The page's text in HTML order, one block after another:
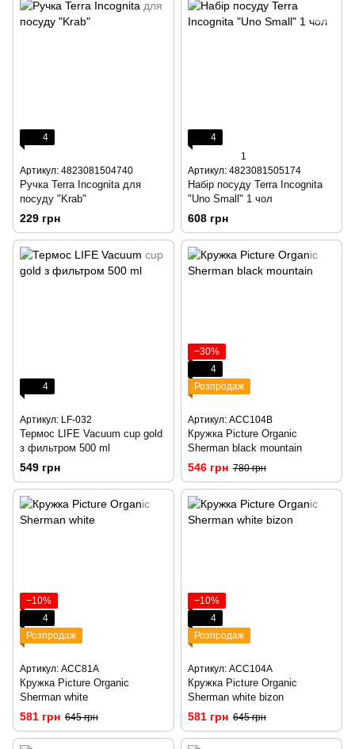
4
Артикул: 4823081504740
Ручка Terra Incognita для
посуду "Krab"
229 грн
4
1
Артикул: 4823081505174
Набір посуду Terra Incognita
"Uno Small" 1 чол
608 грн
4
Артикул: LF-032
Термос LIFE Vacuum cup gold
з фильтром 500 ml
549 грн
−30%
4
Розпродаж
Артикул: ACC104B
Кружка Picture Organic
Sherman black mountain
546 грн 780 грн
−10%
4
Розпродаж
Артикул: ACC81A
Кружка Picture Organic
Sherman white
581 грн 645 грн
−10%
4
Розпродаж
Артикул: ACC104A
Кружка Picture Organic
Sherman white bizon
581 грн 645 грн